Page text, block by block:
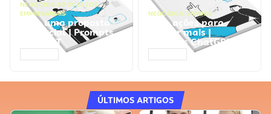
NEGÓCIOS, PROCESSOS
EMPRESARIAIS
Faça uma proposta
comercial | Prompts
ChatGPT
NEGÓCIOS, VENDAS
Faça ações para
vender mais |
Prompts ChatGPT
ÚLTIMOS ARTIGOS